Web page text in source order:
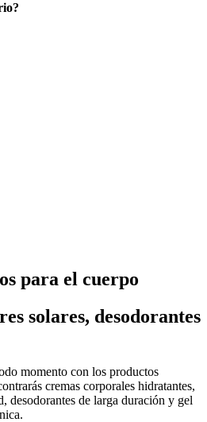
para el cuerpo
solares, desodorantes
momento con los productos
cremas corporales hidratantes,
desodorantes de larga duración y gel